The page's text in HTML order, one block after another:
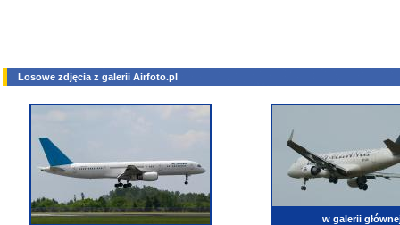
Losowe zdjęcia z galerii Airfoto.pl
w galerii